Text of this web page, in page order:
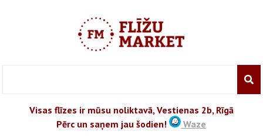
Visas flīzes ir mūsu noliktavā, Vestienas 2b, Rīgā
Pērc un saņem jau šodien!
Waze